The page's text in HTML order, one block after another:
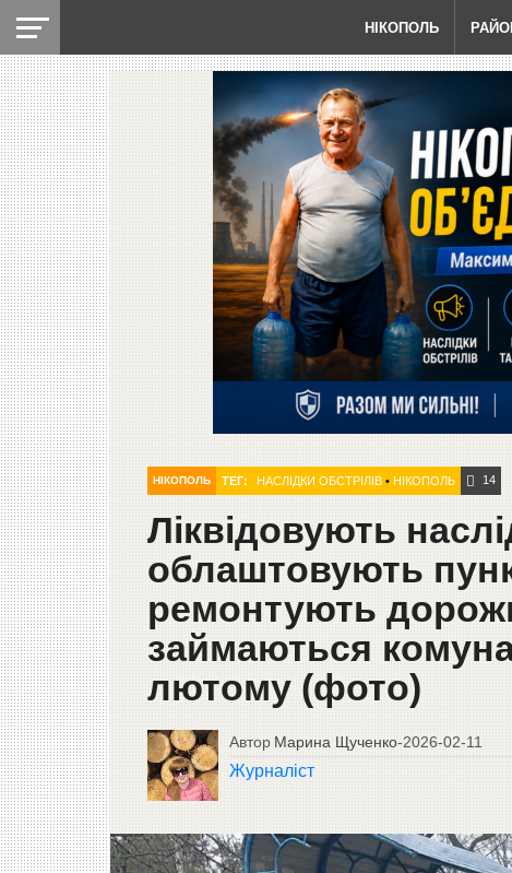
НІКОПОЛЬ
НІКОПОЛЬ ТЕГ: НАСЛІДКИ ОБСТРІЛІВ• НІКОПОЛЬ 14
Ліквідовують
облаштовують
ремонтують
займаються
лютому (фото)
Автор Марина Щученко-2026-02-11
Журналіст